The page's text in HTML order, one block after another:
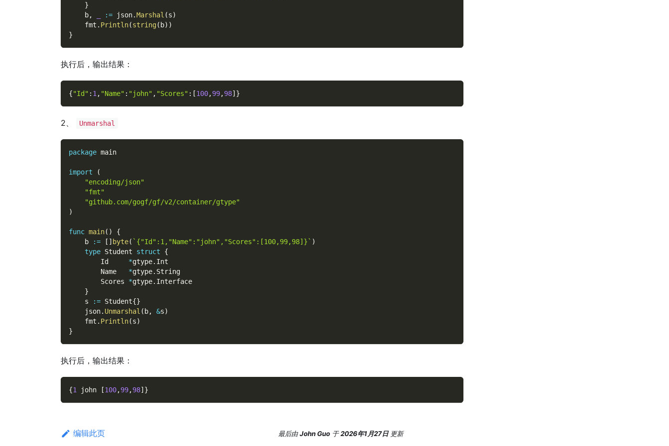
}
    b
, := json.Marshal (s)
    fmt
. Println(string( b) )
}
执行后，输出结果：
{"Id" : 1, "Name" : "john" , "Scores" : [100,99,98] }
2、 Unmarshal
package main
import
(
"encoding/json"
"fmt"
"github.com/gogf/gf/v2/container/gtype"
)
func main( )
{
    b
:= [ ] byte( `{"Id":1,"Name":"john","Scores":[100,99,98]}` )
type Student struct
{
        Id
*gtype. Int
        Name
*gtype. String
        Scores
*gtype. Interface
}
    s
:= Student{}
    json
. Unmarshal ( b, &s)
    fmt
. Println(s)
}
执行后，输出结果：
{1 john [100,99,98] }
编辑此页 最后由John Guo 于2026年1月27日 更新